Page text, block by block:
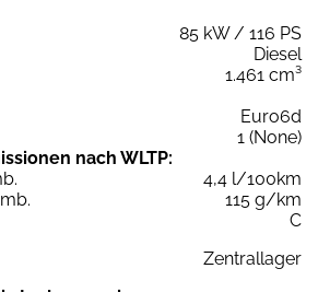
85 kW / 116 PS
Diesel
1.461 cm³
Euro6d
1 (None)
nach WLTP:
4,4 l/100km
115 g/km
C
Zentrallager